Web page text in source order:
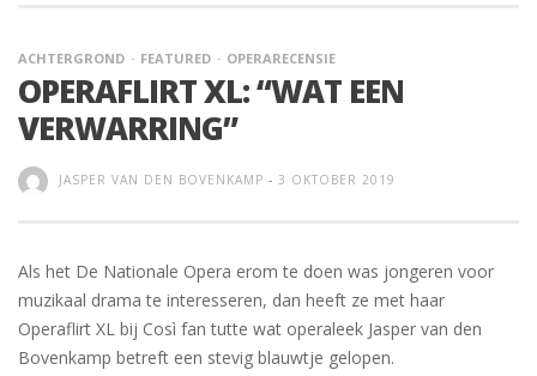
ACHTERGROND FEATURED OPERARECENSIE
OPERAFLIRT XL: “WAT EEN
VERWARRING”
JASPER VAN DEN BOVENKAMP - 3 OKTOBER 2019
Als het De Nationale Opera erom te doen was jongeren voor
muzikaal drama te interesseren, dan heeft ze met haar
Operaflirt XL bij Così fan tutte wat operaleek Jasper van den
Bovenkamp betreft een stevig blauwtje gelopen.